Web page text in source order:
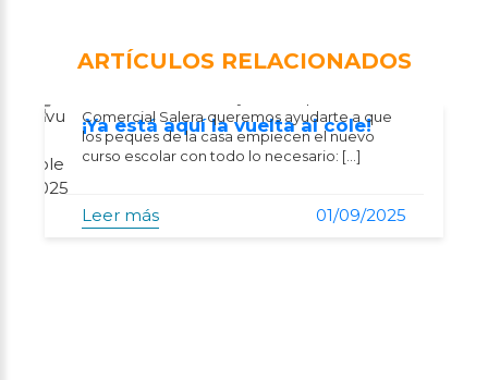
ARTÍCULOS RELACIONADOS
¡Ya está aquí la vuelta al cole!
Comercial Salera queremos ayudarte a que
los peques de la casa empiecen el nuevo
curso escolar con todo lo necesario: […]
Leer más 01/09/2025